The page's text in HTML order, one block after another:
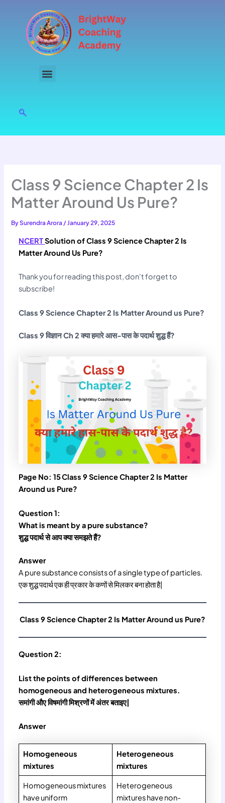
content
Class 9 Science Chapter 2 Is
Matter Around Us Pure?
BySurendra Arora/January 29, 2025
NCERTSolution of Class 9 Science Chapter 2 Is
Matter Around Us Pure?
Thank you for reading this post, don't forget to
subscribe!
Class 9 Science Chapter 2 Is Matter Around us Pure?
Class 9 विज्ञान Ch 2 क्या हमारे आस-पास के पदार्थ शुद्ध हैं?
Page No: 15Class 9 Science Chapter 2 Is Matter
Around us Pure?
Question 1:
What is meant by a pure substance?
शुद्ध पदार्थ से आप क्या समझते हैं?
Answer
A pure substance consists of a single type of particles.
एक शुद्ध पदार्थ एक ही प्रकार के कणों से मिलकर बना होता है|
Class 9 Science Chapter 2 Is Matter Around us Pure?
Question 2:
List the points of differences between
homogeneous and heterogeneous mixtures.
समांगी औए विषमांगी मिश्रणों में अंतर बताइए|
Answer
Homogeneous
mixtures
Heterogeneous
mixtures
Homogeneous mixtures
have uniform
Heterogeneous
mixtures have non-